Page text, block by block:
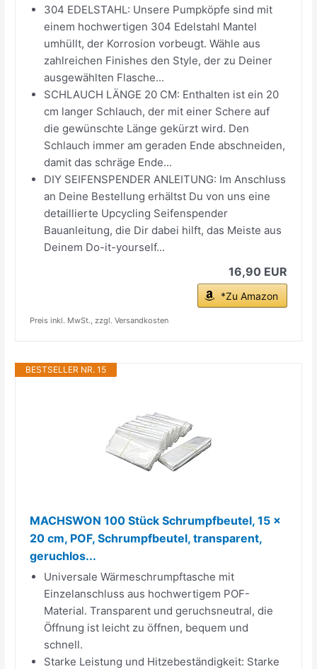
304 EDELSTAHL: Unsere Pumpköpfe sind mit
einem hochwertigen 304 Edelstahl Mantel
umhüllt, der Korrosion vorbeugt. Wähle aus
zahlreichen Finishes den Style, der zu Deiner
ausgewählten Flasche...
SCHLAUCH LÄNGE 20 CM: Enthalten ist ein 20
cm langer Schlauch, der mit einer Schere auf
die gewünschte Länge gekürzt wird. Den
Schlauch immer am geraden Ende abschneiden,
damit das schräge Ende...
DIY SEIFENSPENDER ANLEITUNG: Im Anschluss
an Deine Bestellung erhältst Du von uns eine
detaillierte Upcycling Seifenspender
Bauanleitung, die Dir dabei hilft, das Meiste aus
Deinem Do-it-yourself...
16,90 EUR
*Zu Amazon
Preis inkl. MwSt., zzgl. Versandkosten
BESTSELLER NR. 15
MACHSWON 100 Stück Schrumpfbeutel, 15 x
20 cm, POF, Schrumpfbeutel, transparent,
geruchlos...
Universale Wärmeschrumpftasche mit
Einzelanschluss aus hochwertigem POF-
Material. Transparent und geruchsneutral, die
Öffnung ist leicht zu öffnen, bequem und
schnell.
Starke Leistung und Hitzebeständigkeit: Starke